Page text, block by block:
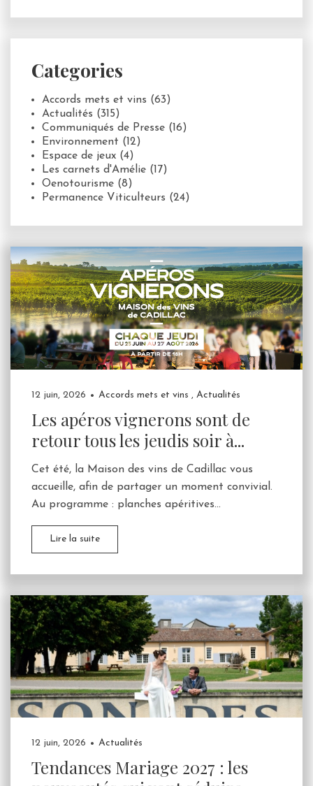
Categories
Accords mets et vins (63)
Actualités (315)
Communiqués de Presse (16)
Environnement (12)
Espace de jeux (4)
Les carnets d'Amélie (17)
Oenotourisme (8)
Permanence Viticulteurs (24)
12 juin, 2026 Accords mets et vins , Actualités
Les apéros vignerons sont de
retour tous les jeudis soir à...
Cet été, la Maison des vins de Cadillac vous
accueille, afin de partager un moment convivial.
Au programme : planches apéritives...
Lire la suite
12 juin, 2026 Actualités
Tendances Mariage 2027 : les